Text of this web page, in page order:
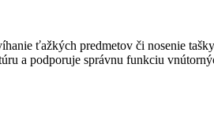
ťažkých predmetov či nosenie
a podporuje správnu funkciu